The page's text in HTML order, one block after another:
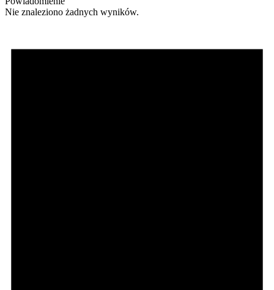
Nie znaleziono żadnych wyników.